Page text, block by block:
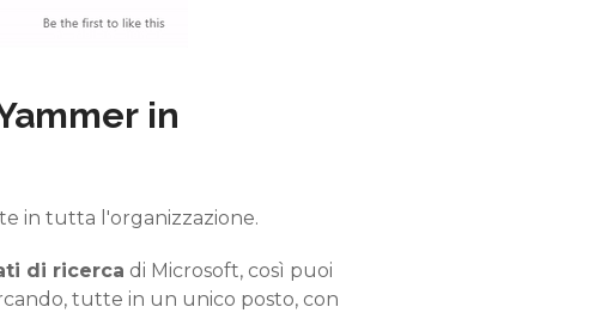
in
in tutta l'organizzazione.
di ricerca di Microsoft, così puoi
tutte in un unico posto, con